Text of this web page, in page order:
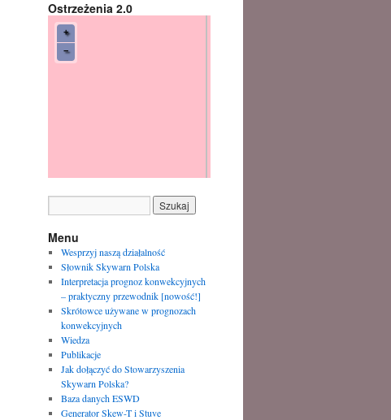
Ostrzeżenia 2.0
Menu
Wesprzyj naszą działalność
Słownik Skywarn Polska
Interpretacja prognoz konwekcyjnych
– praktyczny przewodnik [nowość!]
Skrótowce używane w prognozach
konwekcyjnych
Wiedza
Publikacje
Jak dołączyć do Stowarzyszenia
Skywarn Polska?
Baza danych ESWD
Generator Skew-T i Stuve